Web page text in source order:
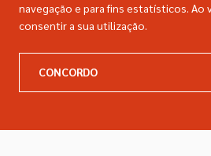
Catálogo
navegação e para fins estatísticos. Ao
consentir a sua utilização.
CONCORDO